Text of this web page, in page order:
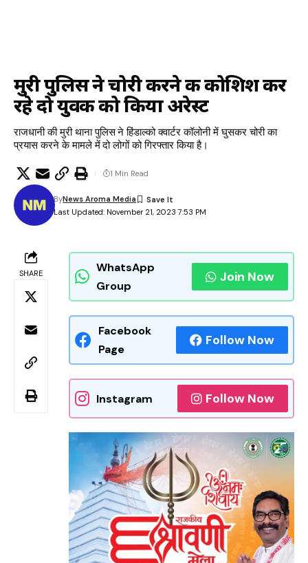
मुरी पुलिस ने चोरी करने की कोशिश कर
रहे दो युवक को किया अरेस्ट
राजधानी की मुरी थाना पुलिस ने हिंडाल्को क्वार्टर कॉलोनी में घुसकर चोरी का
प्रयास करने के मामले में दो लोगों को गिरफ्तार किया है।
Last Updated: November 21, 2023 7:53 PM
ByNews Aroma Media
1 Min Read
SHARE
WhatsApp
Group
Join Now
Facebook
Page
Follow Now
Instagram Follow Now